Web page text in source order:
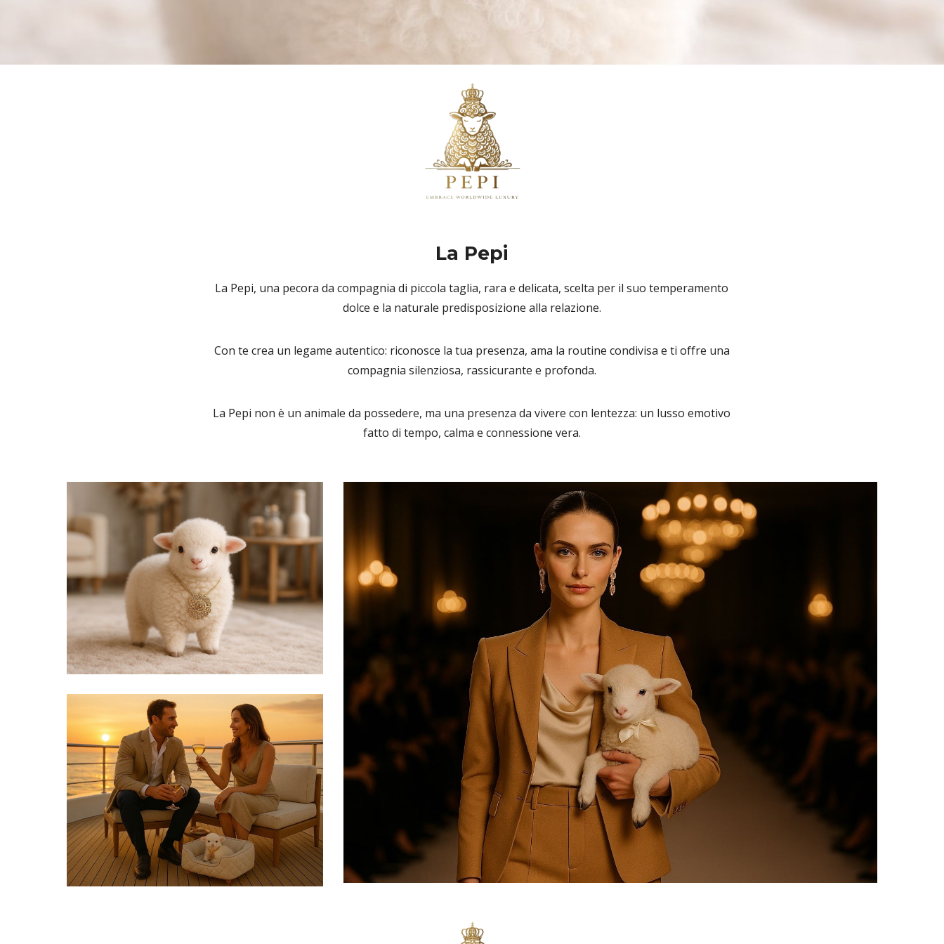
La Pepi
La Pepi, una pecora da compagnia di piccola taglia, rara e delicata, scelta per il suo temperamento
dolce e la naturale predisposizione alla relazione.
Con te crea un legame autentico: riconosce la tua presenza, ama la routine condivisa e ti offre una
compagnia silenziosa, rassicurante e profonda.
La Pepi non è un animale da possedere, ma una presenza da vivere con lentezza: un lusso emotivo
fatto di tempo, calma e connessione vera.